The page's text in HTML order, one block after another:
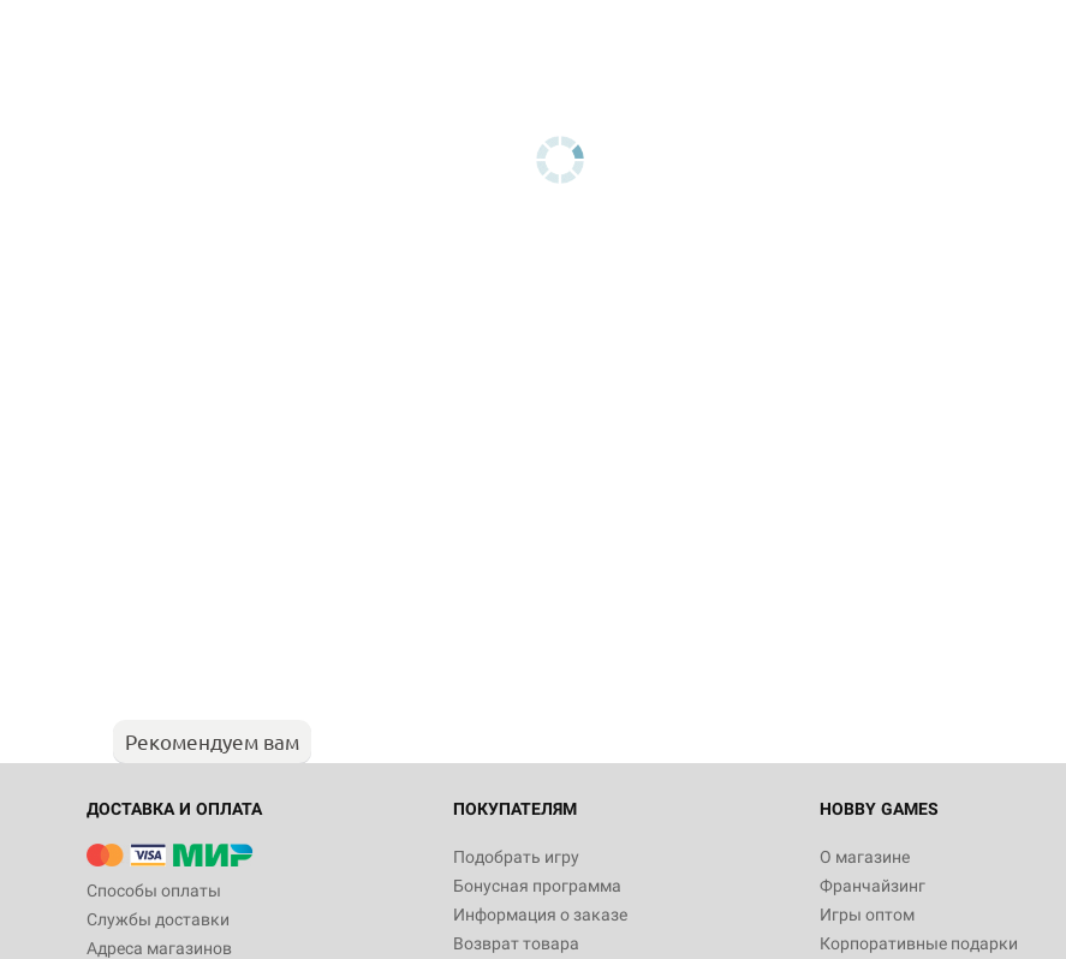
Рекомендуем вам
ДОСТАВКА И ОПЛАТА
Способы оплаты
Службы доставки
Адреса магазинов
ПОКУПАТЕЛЯМ
Подобрать игру
Бонусная программа
Информация о заказе
Возврат товара
HOBBY GAMES
О магазине
Франчайзинг
Игры оптом
Корпоративные подарки